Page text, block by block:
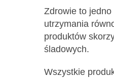
Zdrowie to
utrzymania
produktów
śladowych.
Wszystkie